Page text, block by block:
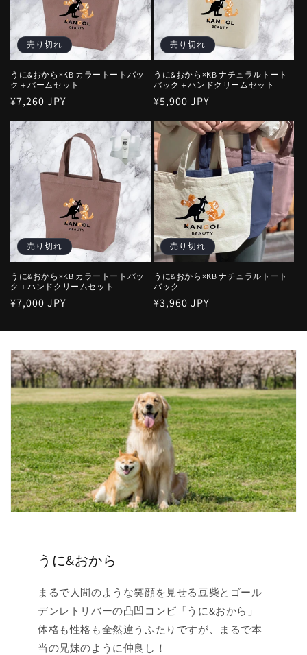
売り切れ
うに&おから×KB カラートートバッ
ク＋バームセット
通
価
格
¥7,260 JPY
売り切れ
うに&おから×KB ナチュラルトート
バック＋ハンドクリームセット
通
価
格
¥5,900 JPY
売り切れ
うに&おから×KB カラートートバッ
ク＋ハンドクリームセット
通
価
格
¥7,000 JPY
売り切れ
うに&おから×KB ナチュラルトート
バック
通
価
格
¥3,960 JPY
うに&おから
まるで人間のような笑顔を見せる豆柴とゴール
デンレトリバーの凸凹コンビ「うに&おから」
体格も性格も全然違うふたりですが、まるで本
当の兄妹のように仲良し！